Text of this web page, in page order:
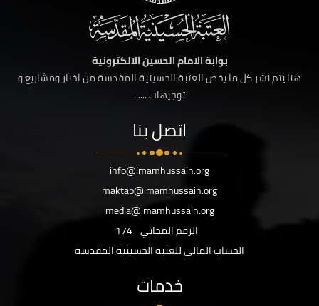
بوابة الامام الحسين الالكترونية
هنا يتم نشر كل ما يخص العتبة الحسينية المقدسة من اخبار ومشاريع و
توجيهات ......
اتصل بنا
info@imamhussain.org
maktab@imamhussain.org
media@imamhussain.org
الرقم المجاني 174
الحساب المالي للعتبة الحسينية المقدسة
خدمات